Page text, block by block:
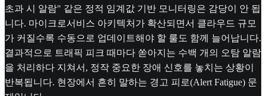
초과 시 알람" 같은 정적 임계값 기반 모니터링은 감당이 안 됩
니다. 마이크로서비스 아키텍처가 확산되면서 클라우드 규모
가 커질수록 수동으로 업데이트해야 할 룰도 함께 늘어납니다.
결과적으로 트래픽 피크 때마다 쏟아지는 수백 개의 오탐 알람
을 처리하다 지쳐서, 정작 중요한 장애 신호를 놓치는 상황이
반복됩니다. 현장에서 흔히 말하는 경고 피로(Alert Fatigue) 문